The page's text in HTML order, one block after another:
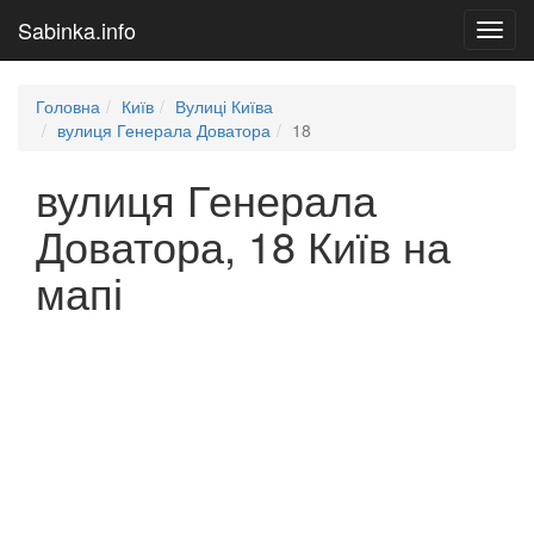
Sabinka.info
Головна Київ
Вулиці Київа
вулиця Генерала Доватора
18
вулиця Генерала
Доватора, 18 Київ на
мапі